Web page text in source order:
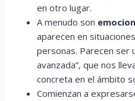
en otro lugar.
A menudo son
aparecen en
personas. Parecen ser
avanzada”, que nos
concreta en el ámbito
Comienzan a